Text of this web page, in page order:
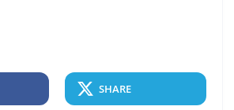
SHARE